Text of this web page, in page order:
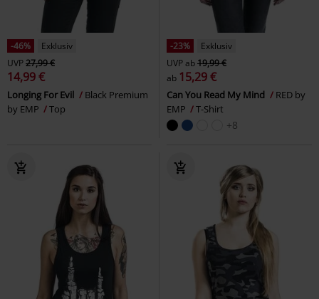
-46%
Exklusiv
UVP27,99 €
14,99 €
Longing For Evil
Black Premium
by EMP
Top
-23%
Exklusiv
UVPab19,99 €
ab 15,29 €
Can You Read My Mind
RED by
EMP
T-Shirt
+8